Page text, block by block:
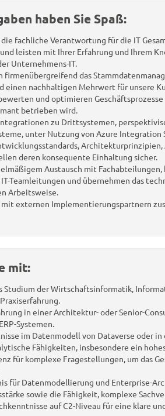
haben Sie Spaß:
fachliche Verantwortung für die IT
leisten mit Ihrer Erfahrung und Ihrem
Unternehmens-IT.
firmenübergreifend das
einen nachhaltigen Mehrwert für unsere
und optimieren
betrieben wird.
zu Drittsystemen,
unter Nutzung von Azure Integration
Architekturprinzipien,
deren konsequente Einhaltung sicher.
Austausch mit
Teamleitungen und übernehmen das
Arbeitsweise.
externen Implementierungspartnern
mit:
Studium der Wirtschaftsinformatik,
in einer Architektur- oder Senior-
Systemen.
im Datenmodell von Dataverse oder
Fähigkeiten, insbesondere ein
für komplexe Fragestellungen, um das
für Datenmodellierung und Enterprise-
sowie die Fähigkeit, komplexe
auf C2-Niveau für eine klare